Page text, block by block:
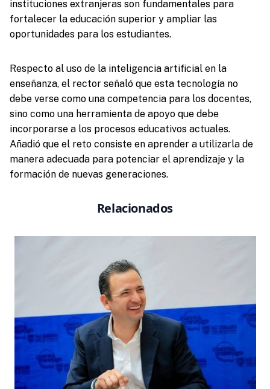
instituciones extranjeras son fundamentales para
fortalecer la educación superior y ampliar las
oportunidades para los estudiantes.
Respecto al uso de la inteligencia artificial en la
enseñanza, el rector señaló que esta tecnología no
debe verse como una competencia para los docentes,
sino como una herramienta de apoyo que debe
incorporarse a los procesos educativos actuales.
Añadió que el reto consiste en aprender a utilizarla de
manera adecuada para potenciar el aprendizaje y la
formación de nuevas generaciones.
Relacionados